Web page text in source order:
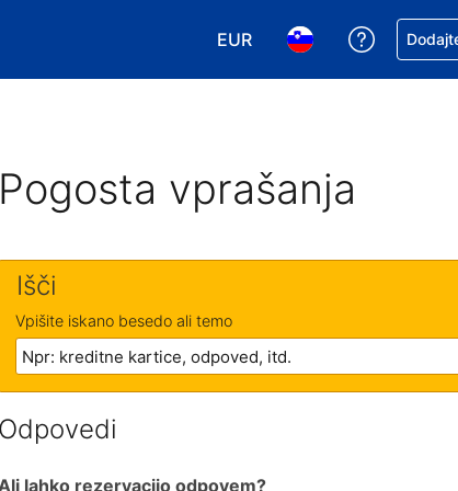
EUR
Izbira valute. Vaša trenutna
Izbira jezika. Vaš
vprašanja
Išči
Vpišite iskano besedo ali temo
lahko rezervacijo odpovem?